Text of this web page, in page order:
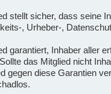
stellt sicher, dass seine
, Urheber-,
garantiert, Inhaber aller
das Mitglied nicht
gegen diese Garantien